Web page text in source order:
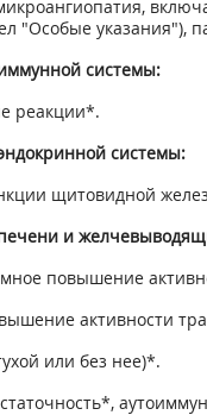
"Особые указания"),
системы:
реакции*.
системы:
щитовидной
и
повышение
активности
или без нее)*.